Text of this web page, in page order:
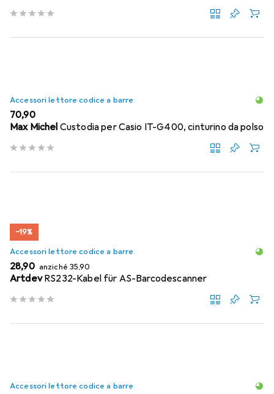
Accessori lettore codice a barre
EUR
70,90
Max Michel Custodia per Casio IT-G400, cinturino da polso
−19%
Accessori lettore codice a barre
EUR
28,90 anziché EUR
35,90
Artdev RS232-Kabel für AS-Barcodescanner
Accessori lettore codice a barre